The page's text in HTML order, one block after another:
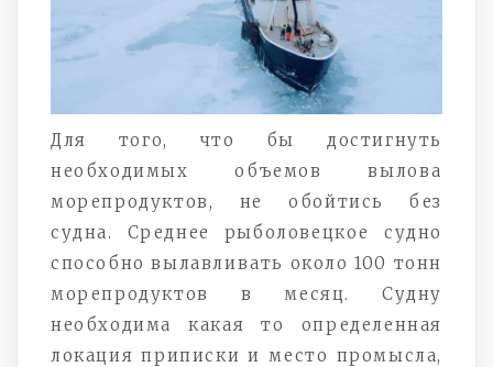
Для того, что бы достигнуть
необходимых объемов вылова
морепродуктов, не обойтись без
судна. Среднее рыболовецкое судно
способно вылавливать около 100 тонн
морепродуктов в месяц. Судну
необходима какая то определенная
локация приписки и место промысла,